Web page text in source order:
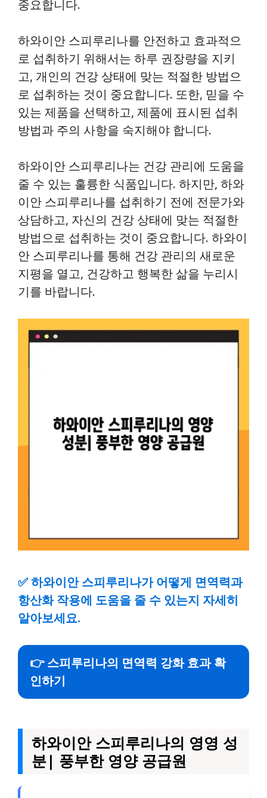
중요합니다.
하와이안 스피루리나를 안전하고 효과적으
로 섭취하기 위해서는 하루 권장량을 지키
고, 개인의 건강 상태에 맞는 적절한 방법으
로 섭취하는 것이 중요합니다. 또한, 믿을 수
있는 제품을 선택하고, 제품에 표시된 섭취
방법과 주의 사항을 숙지해야 합니다.
하와이안 스피루리나는 건강 관리에 도움을
줄 수 있는 훌륭한 식품입니다. 하지만, 하와
이안 스피루리나를 섭취하기 전에 전문가와
상담하고, 자신의 건강 상태에 맞는 적절한
방법으로 섭취하는 것이 중요합니다. 하와이
안 스피루리나를 통해 건강 관리의 새로운
지평을 열고, 건강하고 행복한 삶을 누리시
기를 바랍니다.
✅하와이안 스피루리나가 어떻게 면역력과
항산화 작용에 도움을 줄 수 있는지 자세히
알아보세요.
👉 스피루리나의 면역력 강화 효과 확
인하기
하와이안 스피루리나의 영영 성
분| 풍부한 영양 공급원